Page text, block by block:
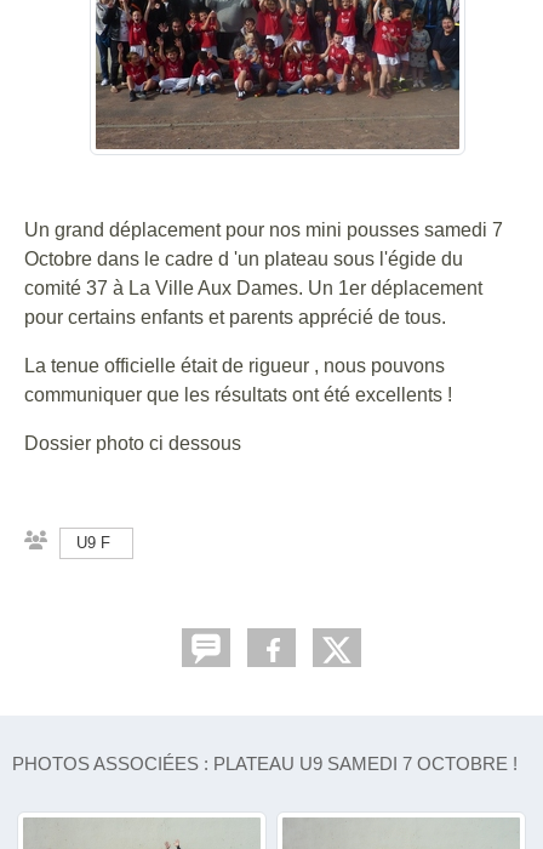
Un grand déplacement pour nos mini pousses samedi 7
Octobre dans le cadre d 'un plateau sous l'égide du
comité 37 à La Ville Aux Dames. Un 1er déplacement
pour certains enfants et parents apprécié de tous.
La tenue officielle était de rigueur , nous pouvons
communiquer que les résultats ont été excellents !
Dossier photo ci dessous
U9 F
PHOTOS ASSOCIÉES : PLATEAU U9 SAMEDI 7 OCTOBRE !